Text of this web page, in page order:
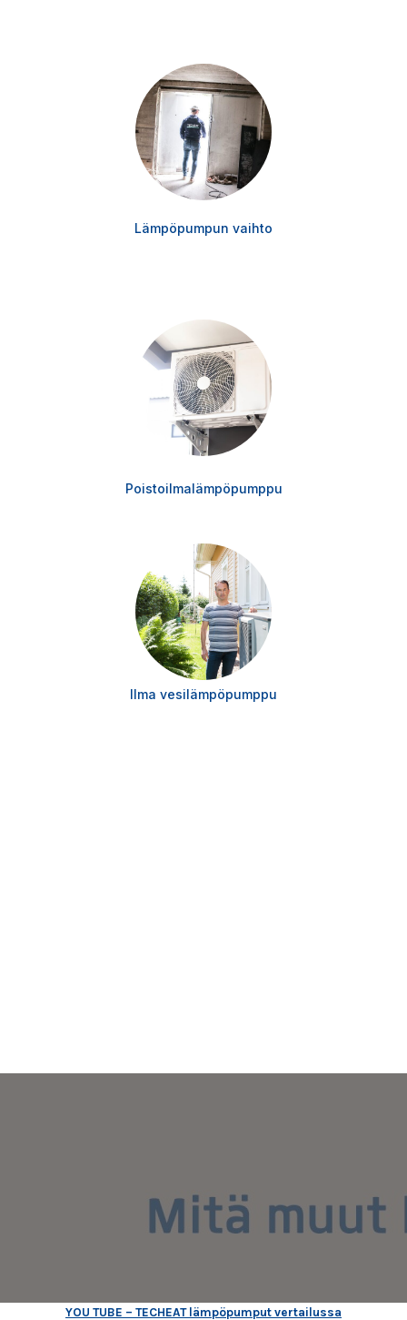
Lämpöpumpun vaihto
Poistoilmalämpöpumppu
Ilma vesilämpöpumppu
YOU TUBE – TECHEAT lämpöpumput vertailussa